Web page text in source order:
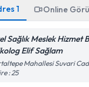
1 Online
Sağlık Meslek Hizmet
Elif Sağlam
Mahallesi Suvari
: 25